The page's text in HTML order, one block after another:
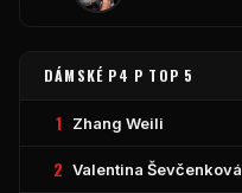
DÁMSKÉ P4 P TOP 5
1 Zhang Weili
2 Valentina Ševčenková